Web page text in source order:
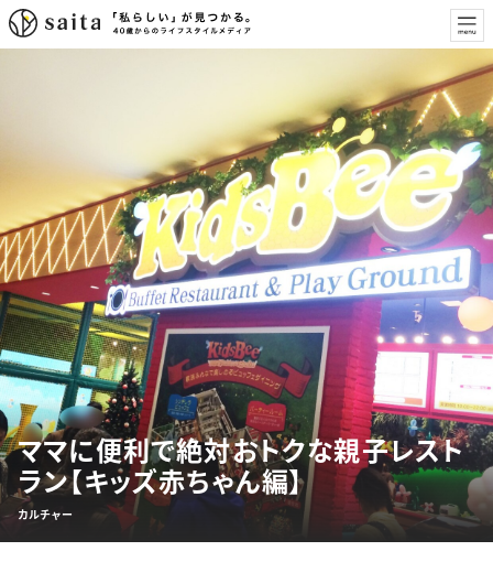
ママに便利で絶対おトクな親子レスト
ラン【キッズ赤ちゃん編】
カルチャー